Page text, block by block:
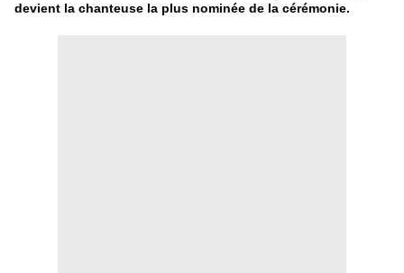
devient la chanteuse la plus nominée de la cérémonie.